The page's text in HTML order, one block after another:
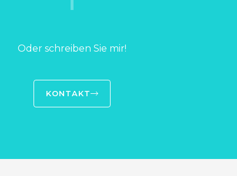
Oder schreiben Sie mir!
KONTAKT